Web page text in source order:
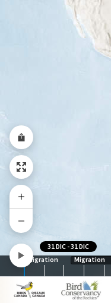
Migration
Migration
31 DIC -31 DIC